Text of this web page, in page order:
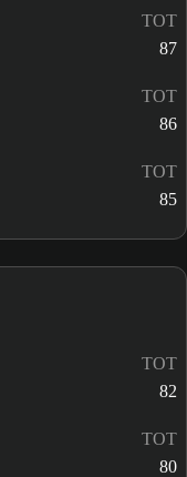
TOT
87
TOT
86
TOT
85
TOT
82
TOT
80